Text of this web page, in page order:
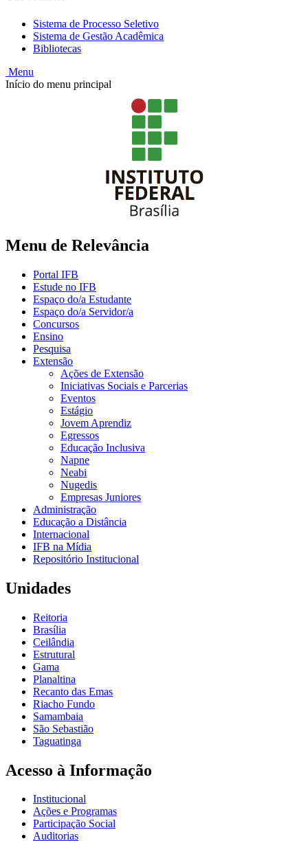
Sistema de Processo Seletivo
Sistema de Gestão Acadêmica
Bibliotecas
Menu
Início do menu principal
Menu de Relevância
Portal IFB
Estude no IFB
Espaço do/a Estudante
Espaço do/a Servidor/a
Concursos
Ensino
Pesquisa
Extensão
Ações de Extensão
Iniciativas Sociais e Parcerias
Eventos
Estágio
Jovem Aprendiz
Egressos
Educação Inclusiva
Napne
Neabi
Nugedis
Empresas Juniores
Administração
Educação a Distância
Internacional
IFB na Mídia
Repositório Institucional
Unidades
Reitoria
Brasília
Ceilândia
Estrutural
Gama
Planaltina
Recanto das Emas
Riacho Fundo
Samambaia
São Sebastião
Taguatinga
Acesso à Informação
Institucional
Ações e Programas
Participação Social
Auditorias